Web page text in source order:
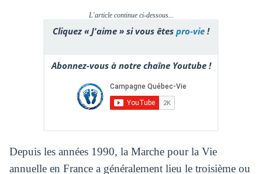
L'article continue ci-dessous...
Cliquez « J'aime » si vous êtes pro-vie !
Abonnez-vous à notre chaîne Youtube !
Depuis les années 1990, la Marche pour la Vie
annuelle en France a généralement lieu le troisième ou